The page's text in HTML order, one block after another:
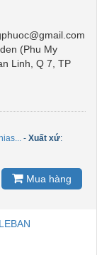
(Phu My
Linh, Q 7, TP
- Xuất xứ:
Mua hàng